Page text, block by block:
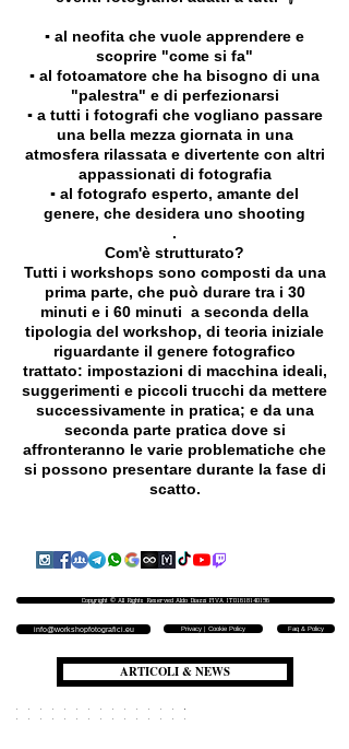
▪️ al neofita che vuole apprendere e
scoprire "come si fa"
▪️ al fotoamatore che ha bisogno di una
"palestra" e di perfezionarsi
▪️ a tutti i fotografi che vogliano passare
una bella mezza giornata in una
atmosfera rilassata e divertente con altri
appassionati di fotografia
▪️ al fotografo esperto, amante del
genere, che desidera uno shooting
.
Com'è strutturato?
Tutti i workshops sono composti da una
prima parte, che può durare tra i 30
minuti e i 60 minuti a seconda della
tipologia del workshop, di teoria iniziale
riguardante il genere fotografico
trattato: impostazioni di macchina ideali,
suggerimenti e piccoli trucchi da mettere
successivamente in pratica; e da una
seconda parte pratica dove si
affronteranno le varie problematiche che
si possono presentare durante la fase di
scatto.
Copyright © All Rights Reserved Aldo Diazzi P.IVA IT01618140196
Faq & Policy
info@workshopfotografici.eu Privacy | Cookie Policy
ARTICOLI & NEWS